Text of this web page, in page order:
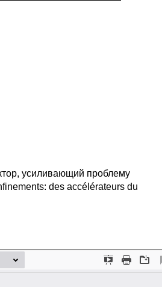
усиливающий проблему
des accélérateurs du